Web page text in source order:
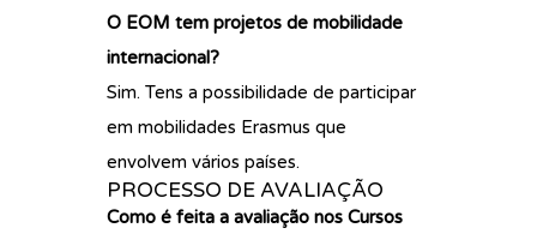
O EOM tem projetos de mobilidade
internacional?
Sim. Tens a possibilidade de participar
em mobilidades Erasmus que
envolvem vários países.
PROCESSO DE AVALIAÇÃO
Como é feita a avaliação nos Cursos